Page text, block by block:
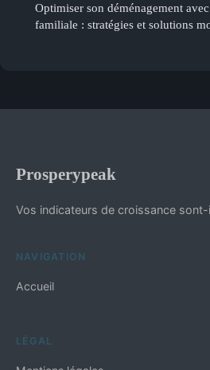
Optimiser son déménagement
familiale : stratégies et solutions
Prosperypeak
Vos indicateurs de croissance sont-
NAVIGATION
Accueil
LÉGAL